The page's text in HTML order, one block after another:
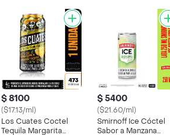
$ 8100
($17.13/ml)
Los Cuates Coctel
Tequila Margarita
$ 5400
($21.60/ml)
Smirnoff Ice Cóctel
Sabor a Manzana